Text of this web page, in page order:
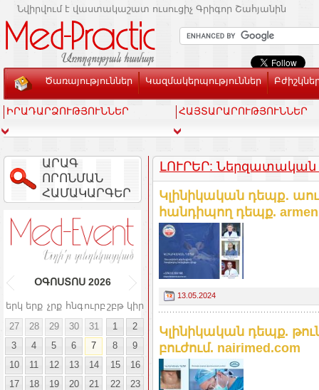
Նվիրվում է վաստակաշատ ուսուցիչ Գրիգոր Շահյանին
Ծառայություններ Կազմակերպություններ
ԻՐԱԴԱՐՁՈՒԹՅՈՒՆՆԵՐ ՀԱՅՏԱՐԱՐՈՒԹՅՈՒՆՆԵՐ
ԱՐԱԳ
ՈՐՈՆՄԱՆ
ՀԱՄԱԿԱՐԳԵՐ
ՕԳՈՍՏՈՍ 2026
երկ երք չրք հնգուրբ շբթ կիր
27
28 29 30 31 1
2
3
4 5 6 7 8
9
10
11 12 13 14 15
16
17
18 19 20 21 22
23
ԼՈՒՐԵՐ:
Կլինիկական դեպք․
հանդիպող դեպք.
13.05.2024
Կլինիկական դեպք.
բուժում. nairimed.com